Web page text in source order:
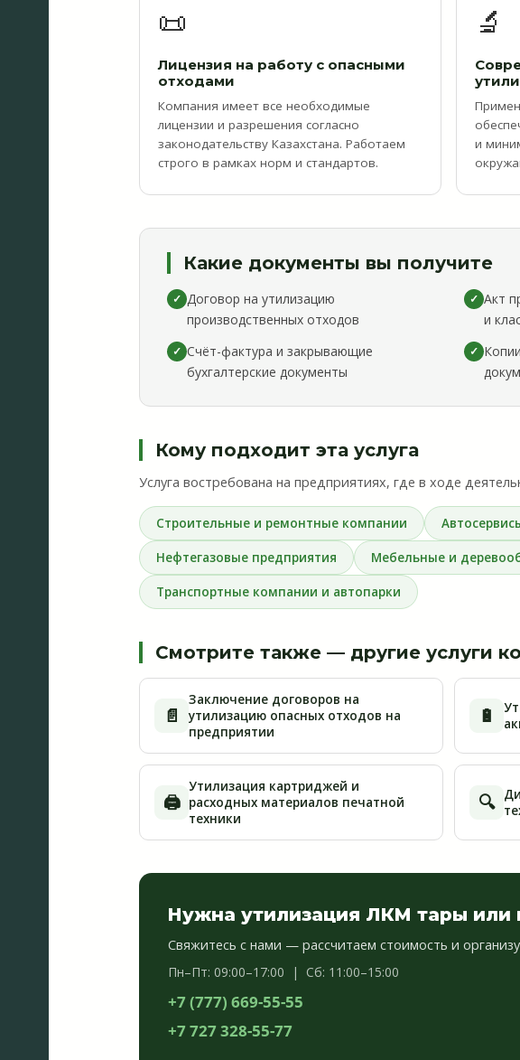
📜
Лицензия на работу с опасными
отходами
Компания имеет все необходимые
лицензии и разрешения согласно
законодательству Казахстана. Работаем
строго в рамках норм и стандартов.
🔬
и
Какие документы вы получите
✓ Договор на утилизацию
производственных отходов
✓ Акт
и
✓ Счёт-фактура и закрывающие
бухгалтерские документы
✓
Кому подходит эта услуга
Услуга востребована на предприятиях, где в ходе
Строительные и ремонтные компании
Нефтегазовые предприятия Мебельные и
Транспортные компании и автопарки
Смотрите также — другие услуги
📄
Заключение договоров на
утилизацию опасных отходов на
предприятии
🔋
🖨️
Утилизация картриджей и
расходных материалов печатной
техники
🔍
Нужна утилизация ЛКМ тары или
Свяжитесь с нами — рассчитаем стоимость и
Пн–Пт: 09:00–17:00 | Сб: 11:00–15:00
+7 (777) 669-55-55
+7 727 328-55-77